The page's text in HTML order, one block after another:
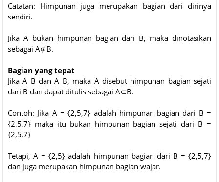
Catatan: Himpunan juga merupakan bagian dari dirinya
sendiri.
Jika A bukan himpunan bagian dari B, maka dinotasikan
sebagai A⊄B.
Bagian yang tepat
Jika A B dan A B, maka A disebut himpunan bagian sejati
dari B dan dapat ditulis sebagai A⊂B.
Contoh: Jika A = {2,5,7} adalah himpunan bagian dari B =
{2,5,7} maka itu bukan himpunan bagian sejati dari B =
{2,5,7}
Tetapi, A = {2,5} adalah himpunan bagian dari B = {2,5,7}
dan juga merupakan himpunan bagian wajar.